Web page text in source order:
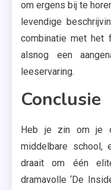
om ergens bij te
levendige
combinatie met het
alsnog een
leeservaring.
Conclusie
Heb je zin om je
middelbare
draait om één
dramavolle ‘De